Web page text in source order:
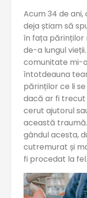
Acum 34 de ani,
deja știam să
în fața părinților
de-a lungul
comunitate mi-
întotdeauna
părinților ce li
dacă ar fi
cerut ajutorul
această
gândul acesta,
cutremurat și
fi procedat la fel.